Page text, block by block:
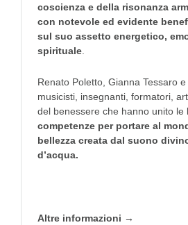
coscienza e della risonanza
con notevole ed evidente
sul suo assetto energetico,
spirituale
Renato Poletto, Gianna Tessaro
musicisti, insegnanti, formatori,
del benessere che hanno unito le
competenze per portare al
bellezza creata dal suono
d’acqua.
Altre informazioni →